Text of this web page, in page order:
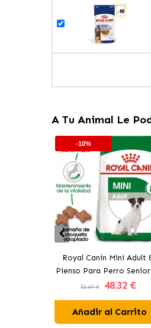
A Tu Animal Le
-10%
Royal Canin Mini Adult
Pienso Para Perro
Tamaño Pequeño
53.69 € 48.32 €
Añadir al Carrito